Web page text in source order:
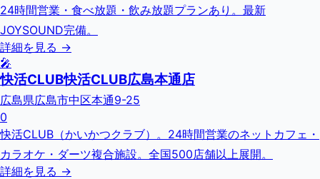
24時間営業・食べ放題・飲み放題プランあり。最新
JOYSOUND完備。
詳細を見る →
🎤
快活CLUB快活CLUB広島本通店
広島県広島市中区本通9-25
0
快活CLUB（かいかつクラブ）。24時間営業のネットカフェ・
カラオケ・ダーツ複合施設。全国500店舗以上展開。
詳細を見る →